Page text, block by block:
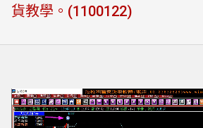
貨教學。(1100122)